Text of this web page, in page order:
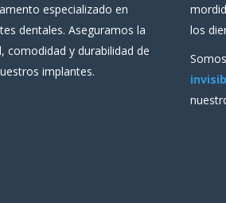
especializado en
dentales. Aseguramos la
comodidad y durabilidad de
implantes.
los